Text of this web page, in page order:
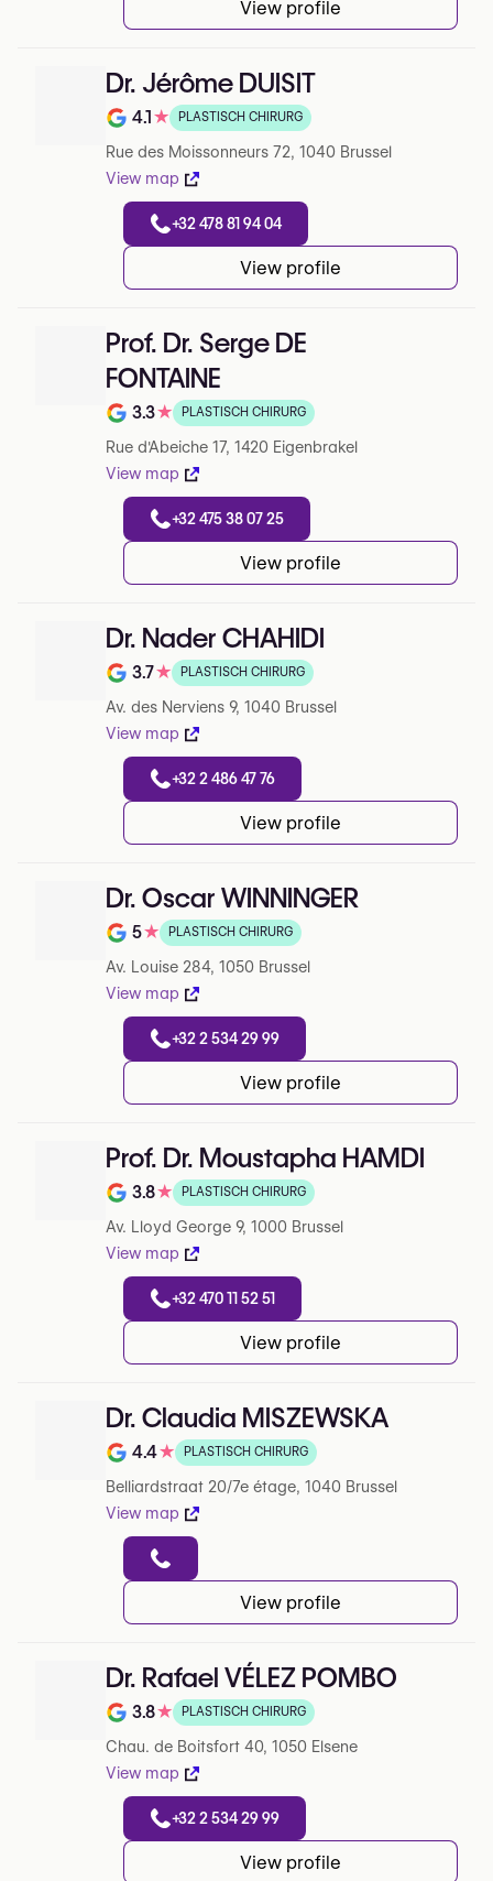
View profile
Dr. Jérôme DUISIT
Note de 4.1 sur 5 sur Google
4.1★ PLASTISCH CHIRURG
Rue des Moissonneurs 72, 1040 Brussel
View map
+32 478 81 94 04
View profile
Prof. Dr. Serge DE
FONTAINE
Note de 3.3 sur 5 sur Google
3.3★ PLASTISCH CHIRURG
Rue d'Abeiche 17, 1420 Eigenbrakel
View map
+32 475 38 07 25
View profile
Dr. Nader CHAHIDI
Note de 3.7 sur 5 sur Google
3.7★ PLASTISCH CHIRURG
Av. des Nerviens 9, 1040 Brussel
View map
+32 2 486 47 76
View profile
Dr. Oscar WINNINGER
Note de 5 sur 5 sur Google
5★ PLASTISCH CHIRURG
Av. Louise 284, 1050 Brussel
View map
+32 2 534 29 99
View profile
Prof. Dr. Moustapha HAMDI
Note de 3.8 sur 5 sur Google
3.8★ PLASTISCH CHIRURG
Av. Lloyd George 9, 1000 Brussel
View map
+32 470 11 52 51
View profile
Dr. Claudia MISZEWSKA
Note de 4.4 sur 5 sur Google
4.4★ PLASTISCH CHIRURG
Belliardstraat 20/7e étage, 1040 Brussel
View map
View profile
Dr. Rafael VÉLEZ POMBO
Note de 3.8 sur 5 sur Google
3.8★ PLASTISCH CHIRURG
Chau. de Boitsfort 40, 1050 Elsene
View map
+32 2 534 29 99
View profile